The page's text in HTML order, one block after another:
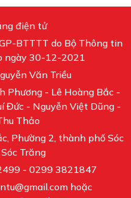
điện tử
BTTTT do Bộ Thông tin
ngày 30-12-2021
Văn Triều
Phương - Lê Hoàng Bắc -
Đức - Nguyễn Việt Dũng -
Thảo
Phường 2, thành phố Sóc
Trăng
- 0299 3821847
hoặc